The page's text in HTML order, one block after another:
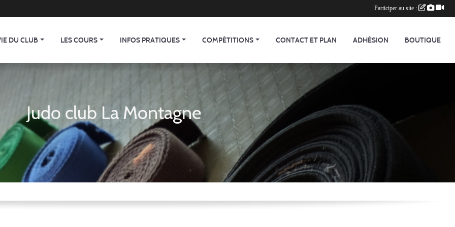
DU CLUB LES COURS INFOS PRATIQUES COMPÉTITIONS CONTACT ET PLAN ADHÉSION BOUTIQUE
Judo club La Montagne
Participer au site :